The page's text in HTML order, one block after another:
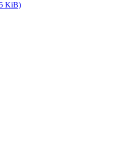
KiB)